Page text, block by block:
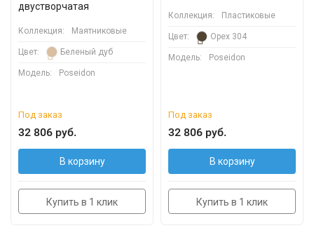
двустворчатая
Коллекция: Маятниковые
Цвет: Беленый дуб
Модель: Poseidon
Под заказ
32 806 руб.
В корзину
Купить в 1 клик
Коллекция: Пластиковые
Цвет: Орех 304
Модель: Poseidon
Под заказ
32 806 руб.
В корзину
Купить в 1 клик